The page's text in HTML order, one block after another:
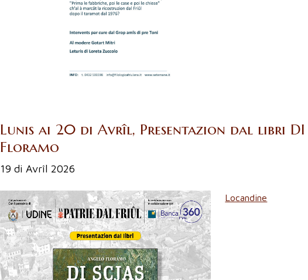
Lunis ai 20 di Avrîl, Presentazion dal libri DI
Floramo
19 di Avrîl 2026
Locandine